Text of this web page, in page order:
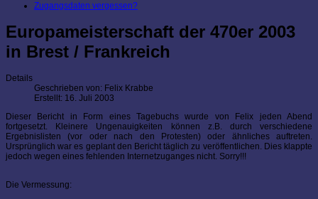
Zugangsdaten vergessen?
Europameisterschaft der 470er 2003
in Brest / Frankreich
Details
Geschrieben von: Felix Krabbe
Erstellt: 16. Juli 2003
Dieser Bericht in Form eines Tagebuchs wurde von Felix jeden Abend
fortgesetzt. Kleinere Ungenauigkeiten können z.B. durch verschiedene
Ergebnislisten (vor oder nach den Protesten) oder ähnliches auftreten.
Ursprünglich war es geplant den Bericht täglich zu veröffentlichen. Dies klappte
jedoch wegen eines fehlenden Internetzuganges nicht. Sorry!!!
Die Vermessung: